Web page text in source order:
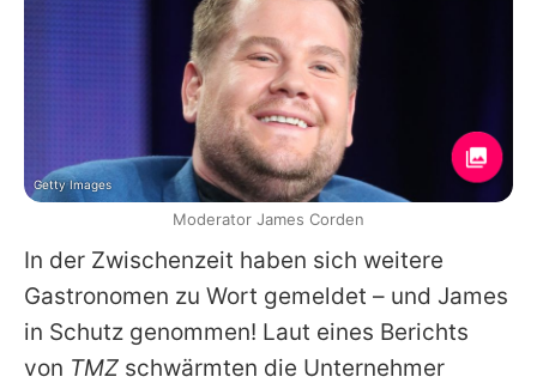
In der Zwischenzeit haben sich weitere
Gastronomen zu Wort gemeldet – und James
in Schutz genommen! Laut eines Berichts
von TMZ schwärmten die Unternehmer
Getty Images
Moderator James Corden